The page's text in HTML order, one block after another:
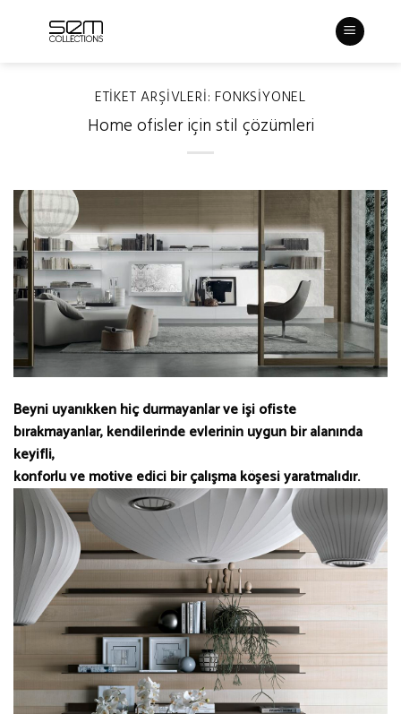
ETIKET ARŞIVLERI:FONKSIYONEL
Home ofisler için stil çözümleri
Beyni uyanıkken hiç durmayanlar ve işi ofiste
bırakmayanlar, kendilerinde evlerinin uygun bir alanında
keyifli,
konforlu ve motive edici bir çalışma köşesi yaratmalıdır.